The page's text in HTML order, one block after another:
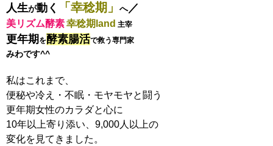
人生が動く 「幸稔期」 へ／
美リズム酵素幸稔期land 主宰
更年期 を酵素腸活で救う専門家
みわです^^
私はこれまで、
便秘や冷え・不眠・モヤモヤと闘う
更年期女性のカラダと心に
10年以上寄り添い、9,000人以上の
変化を見てきました。